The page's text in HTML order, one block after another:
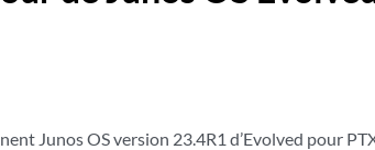
Junos OS version 23.4R1 d’Evolved pour